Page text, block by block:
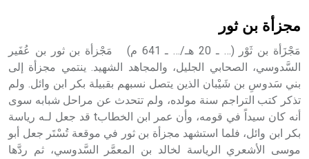
sign تكتب منفصلة غير متصلة، وتعتمد المبدأ الأكوروفوني،
حيث تقتصر القيمة الصوتية للعلامة الك
مجزأة بن ثور
مَجْزَأة بن ثَوْر (… ـ 20 هـ/… ـ 641 م) مَجْزأة بن ثور بن عُفَير
السَّدوسي، الصحابي الجليل، والمجاهد الشهيد. ينتمي مجزأة إلى
بني سَدوسِ بن شَيْبان الذين يتصل نسبهم بقبيلة بكر ابن وائل. ولم
تذكر كتب التراجم سنة مولده، ولم تتحدث عن مراحل شبابه سوى
أنه كان سيداً في قومه، وأن عمر ابن الخطابt قد جعل لـه رياسة
بكر ابن وائل، فلما استشهد مجزأة بن ثور في موقعة تُسْتَر جعل أبو
موسى الأشعري الرياسة لخالد بن المعمَّر السَّدوسي، ثم ردَّها